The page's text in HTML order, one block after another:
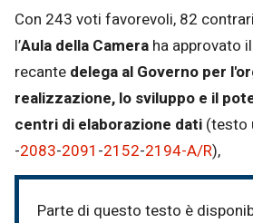
Con 243 voti favorevoli, 82
l’Aula della Camera ha approvato
recante delega al Governo per
realizzazione, lo sviluppo e il
centri di elaborazione dati (testo
-2083​-2091 ​-2152​-2194-A​/R),
Parte di questo testo è